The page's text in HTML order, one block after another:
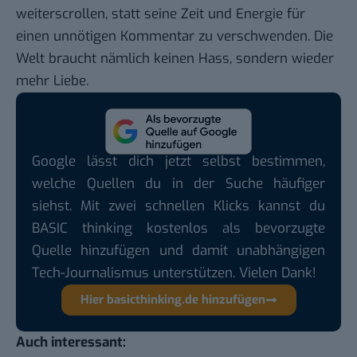
weiterscrollen, statt seine Zeit und Energie für
einen unnötigen Kommentar zu verschwenden. Die
Welt braucht nämlich keinen Hass, sondern wieder
mehr Liebe.
Google lässt dich jetzt selbst bestimmen,
welche Quellen du in der Suche häufiger
siehst. Mit zwei schnellen Klicks kannst du
BASIC thinking kostenlos als bevorzugte
Quelle hinzufügen und damit unabhängigen
Tech-Journalismus unterstützen. Vielen Dank!
Hier basicthinking.de hinzufügen
Auch interessant: